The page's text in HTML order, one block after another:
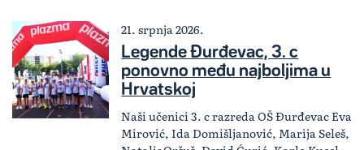
21. srpnja 2026.
Legende Đurđevac, 3. c
ponovno među najboljima u
Hrvatskoj
Naši učenici 3. c razreda OŠ Đurđevac Eva
Mirović, Ida Domišljanović, Marija Seleš,